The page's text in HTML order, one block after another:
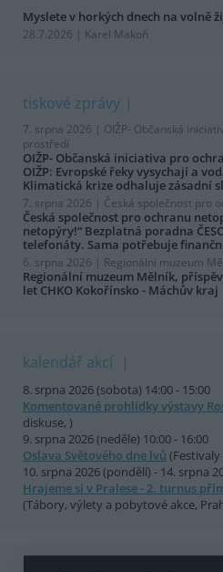
Myslete v horkých dnech na volně
28.7.2026 | Karel Makoň
tiskové zprávy
7. srpna 2026 | OIŽP- Občanská
prostředí
OIŽP- Občanská iniciativa pro
OIŽP: Evropské řeky vysychají a
Klimatická krize odhaluje zásadní
7. srpna 2026 | Česká společnost pro
Česká společnost pro ochranu
netopýry!“ Bezplatná poradna
telefonáty. Sama potřebuje
6. srpna 2026 | Regionální muzeum
Regionální muzeum Mělník,
let CHKO Kokořínsko - Máchův kraj
kalendář akcí
8. srpna 2026 (sobota) 14:00 - 15:00
Komentované prohlídky výstavy
diskuse, )
9. srpna 2026 (neděle) 10:00 - 16:00
Oslava Světového dne lvů (Festivaly
10. srpna 2026 (pondělí) - 14. srpna
Hrajeme si v Pralese - 2. turnus
(Tábory, výlety a pobytové akce,